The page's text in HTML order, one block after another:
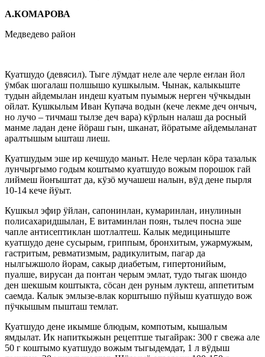
А.КОМАРОВА
Медведево район
Куатшудо (девясил). Тыге лӱмдат неле але черле еҥлан йол
ӱмбак шогалаш полшышо кушкылым. Чынак, калыкыште
тудын айдемылан индеш куатым пуымыж нерген чӱчкыдын
ойлат. Кушкылым Иван Купача водын (кече лекме деч ончыч,
но лучо – тичмаш тылзе деч вара) кӱрлын налаш да росный
манме ладан дене йӧраш гын, шканат, йӧратыме айдемыланат
аралтышым ышташ лиеш.
Куатшудым эше ир кечшудо маныт. Неле черлан кӧра тазалык
лунчыргымо годым коштымо куатшудо вожым порошок гай
лиймеш йоҥыштат да, кӱзӧ мучашеш налын, вӱд дене пырля
10-14 кече йӱыт.
Кушкыл эфир ӱйлан, сапонинлан, кумаринлан, инулинын
полисахаридшылан, Е витаминлан поян, тылеч посна эше
чапле антисептиклан шотлалтеш. Калык медициныште
куатшудо дене сусырым, гриппым, бронхитым, ужармужым,
гастритым, ревматизмым, радикулитым, пагар да
нылгыжшоло йорам, сакыр диабетым, гипертонийым,
пуалше, вирусан да поҥган черым эмлат, тудо тыгак шондо
ден шекшым коштыкта, сӧсан ден руным луктеш, аппетитым
саемда. Калык эмлызе-влак корштышо пӱйыш куатшудо вож
пӱчкышым пышташ темлат.
Куатшудо дене икымше блюдым, компотым, кышалым
ямдылат. Ик напиткыжын рецептше тыгайрак: 300 г свежа але
50 г коштымо куатшудо вожым тыгыдемдат, 1 л вӱдыш